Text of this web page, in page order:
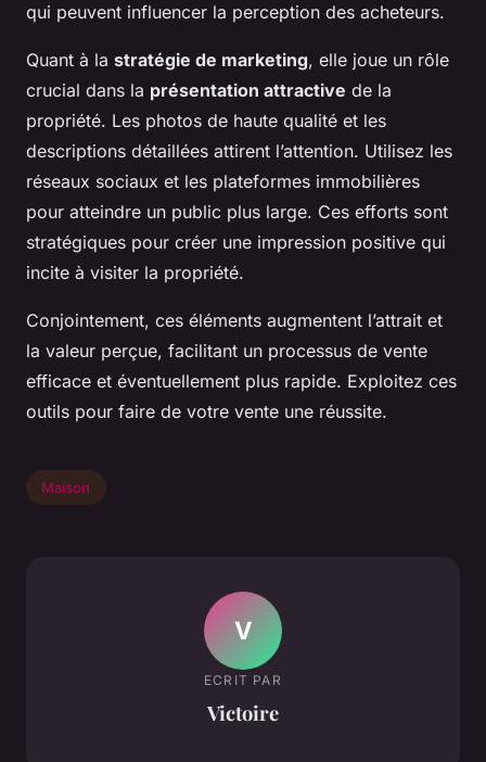
qui peuvent influencer la perception des acheteurs.
Quant à la stratégie de marketing, elle joue un rôle
crucial dans la présentation attractive de la
propriété. Les photos de haute qualité et les
descriptions détaillées attirent l’attention. Utilisez les
réseaux sociaux et les plateformes immobilières
pour atteindre un public plus large. Ces efforts sont
stratégiques pour créer une impression positive qui
incite à visiter la propriété.
Conjointement, ces éléments augmentent l’attrait et
la valeur perçue, facilitant un processus de vente
efficace et éventuellement plus rapide. Exploitez ces
outils pour faire de votre vente une réussite.
Maison
V
ECRIT PAR
Victoire